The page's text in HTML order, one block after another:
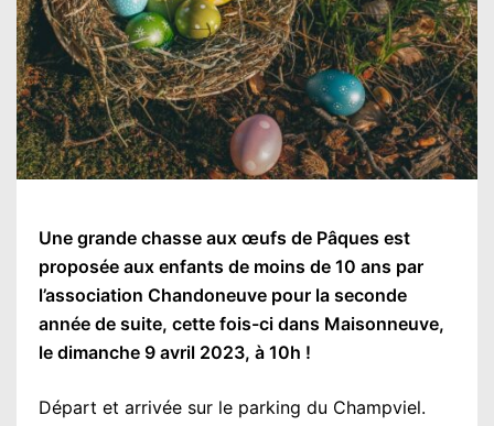
Une grande chasse aux œufs de Pâques est
proposée aux enfants de moins de 10 ans par
l’association Chandoneuve pour la seconde
année de suite, cette fois-ci dans Maisonneuve,
le dimanche 9 avril 2023, à 10h !
Départ et arrivée sur le parking du Champviel.